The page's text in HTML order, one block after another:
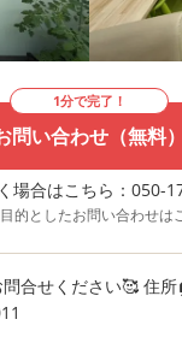
1分で完了！
問い合わせ（無料）
場合はこちら：050-
的としたお問い合わせは
合せください🥰 住